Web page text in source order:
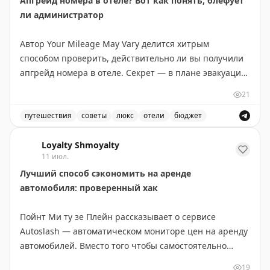
ли администратор
Автор Your Mileage May Vary делится хитрым
способом проверить, действительно ли вы получили
апгрейд номера в отеле. Секрет — в плане эвакуации
позволяет увидеть, где ваш номер находится в
иерархии отеля. В бюджетных отелях (Hyatt Place,
Hampton Inn) апгрейд часто означает всего лишь
несколько дополнительных футов площади или более
высокий этаж. В старых отелях с нестандартной
планировкой различия более заметны. Автор
того, как вас поселили, чтобы понять реальный
размер полученного апгрейда. Иногда отель
действительно дает хороший номер, но часто
21
путешествия советы люкс отели бюджет
Loyalty Shmoyalty
11 июл.
Лучший способ сэкономить на аренде
автомобиля: проверенный хак
Пойнт Ми ту зе Плейн рассказывает о сервисе
Autoslash — автоматическом мониторе цен на аренду
автомобилей. Вместо того чтобы самостоятельно
19